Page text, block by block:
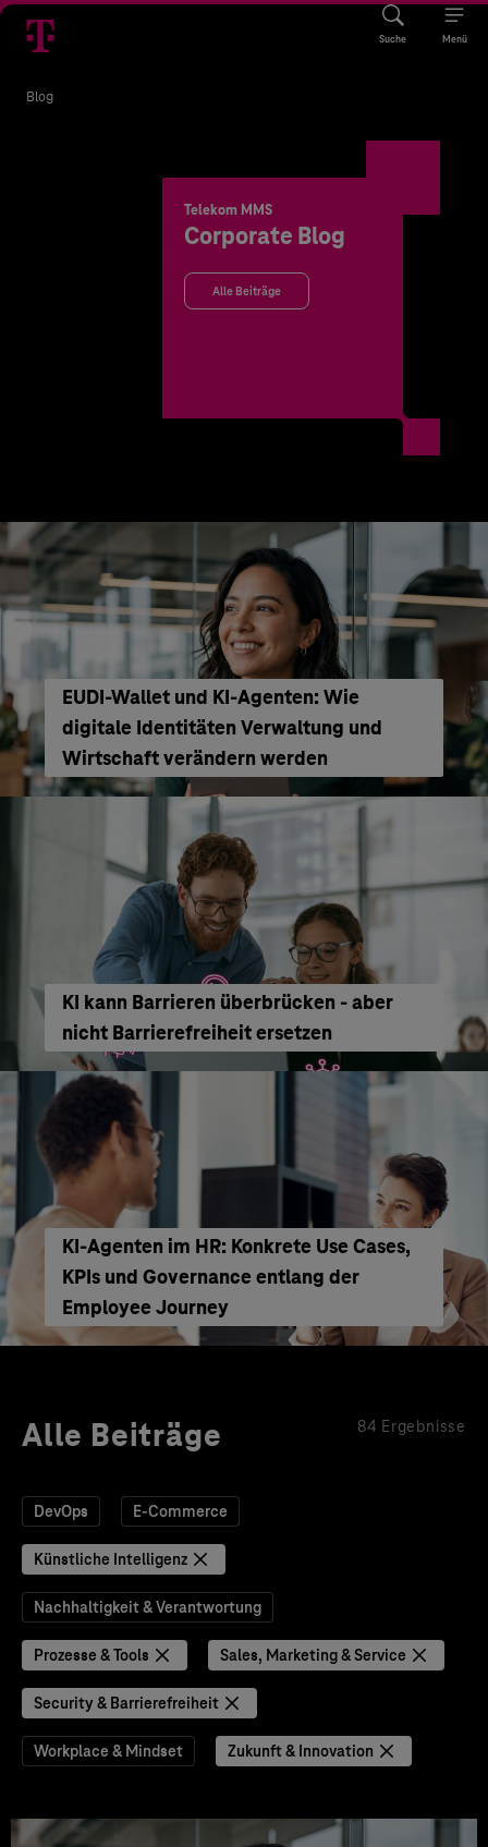
Suche Menü
Blog
Telekom MMS
Corporate Blog
Alle Beiträge
EUDI-Wallet und KI-Agenten: Wie
digitale Identitäten Verwaltung und
Wirtschaft verändern werden
KI kann Barrieren überbrücken - aber
nicht Barrierefreiheit ersetzen
KI‑Agenten im HR: Konkrete Use Cases,
KPIs und Governance entlang der
Employee Journey
Alle Beiträge 84 Ergebnisse
DevOps E-Commerce
Künstliche Intelligenz
Nachhaltigkeit & Verantwortung
Prozesse & Tools Sales, Marketing & Service
Security & Barrierefreiheit
Workplace & Mindset Zukunft & Innovation